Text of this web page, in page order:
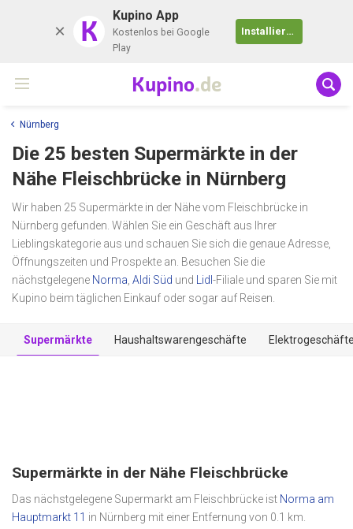
K Kupino App
Kostenlos bei Google
Play
Installieren
Kupino.de
Nürnberg
Die 25 besten Supermärkte in der
Nähe Fleischbrücke in Nürnberg
Wir haben 25 Supermärkte in der Nähe vom Fleischbrücke in
Nürnberg gefunden. Wählen Sie ein Geschäft aus Ihrer
Lieblingskategorie aus und schauen Sie sich die genaue Adresse,
Öffnungszeiten und Prospekte an. Besuchen Sie die
nächstgelegene Norma Aldi Süd und Lidl-Filiale und sparen Sie mit
Kupino beim täglichen Einkauf oder sogar auf Reisen.
Supermärkte Haushaltswarengeschäfte
Supermärkte in der Nähe Fleischbrücke
Das nächstgelegene Supermarkt am Fleischbrücke ist Norma am
Hauptmarkt 11 in Nürnberg mit einer Entfernung von 0.1 km.